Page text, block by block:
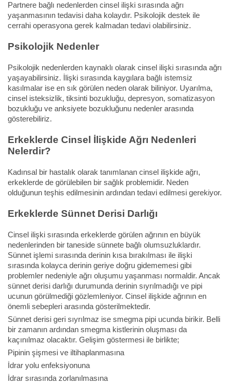
Partnere bağlı nedenlerden cinsel ilişki sırasında ağrı
yaşanmasının tedavisi daha kolaydır. Psikolojik destek ile
cerrahi operasyona gerek kalmadan tedavi olabilirsiniz.
Psikolojik Nedenler
Psikolojik nedenlerden kaynaklı olarak cinsel ilişki sırasında ağrı
yaşayabilirsiniz. İlişki sırasında kaygılara bağlı istemsiz
kasılmalar ise en sık görülen neden olarak biliniyor. Uyarılma,
cinsel isteksizlik, tiksinti bozukluğu, depresyon, somatizasyon
bozukluğu ve anksiyete bozukluğunu nedenler arasında
gösterebiliriz.
Erkeklerde Cinsel İlişkide Ağrı Nedenleri
Nelerdir?
Kadınsal bir hastalık olarak tanımlanan cinsel ilişkide ağrı,
erkeklerde de görülebilen bir sağlık problemidir. Neden
olduğunun teşhis edilmesinin ardından tedavi edilmesi gerekiyor.
Erkeklerde Sünnet Derisi Darlığı
Cinsel ilişki sırasında erkeklerde görülen ağrının en büyük
nedenlerinden bir taneside sünnete bağlı olumsuzluklardır.
Sünnet işlemi sırasında derinin kısa bırakılması ile ilişki
sırasında kolayca derinin geriye doğru gidememesi gibi
problemler nedeniyle ağrı oluşumu yaşanması normaldir. Ancak
sünnet derisi darlığı durumunda derinin sıyrılmadığı ve pipi
ucunun görülmediği gözlemleniyor. Cinsel ilişkide ağrının en
önemli sebepleri arasında gösterilmektedir.
Sünnet derisi geri sıyrılmaz ise smegma pipi ucunda birikir. Belli
bir zamanın ardından smegma kistlerinin oluşması da
kaçınılmaz olacaktır. Gelişim göstermesi ile birlikte;
Pipinin şişmesi ve iltihaplanmasına
İdrar yolu enfeksiyonuna
İdrar sırasında zorlanılmasına